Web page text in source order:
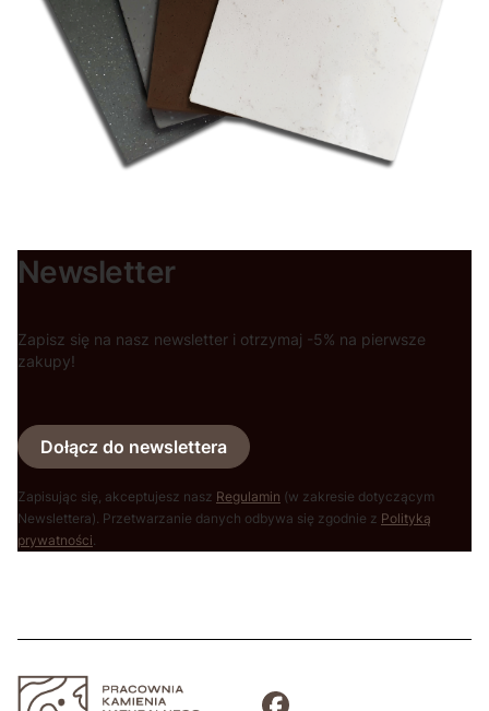
Newsletter
Zapisz się na nasz newsletter i otrzymaj -5% na pierwsze
zakupy!
Dołącz do newslettera
Zapisując się, akceptujesz nasz Regulamin (w zakresie dotyczącym
Newslettera). Przetwarzanie danych odbywa się zgodnie z Polityką
prywatności.